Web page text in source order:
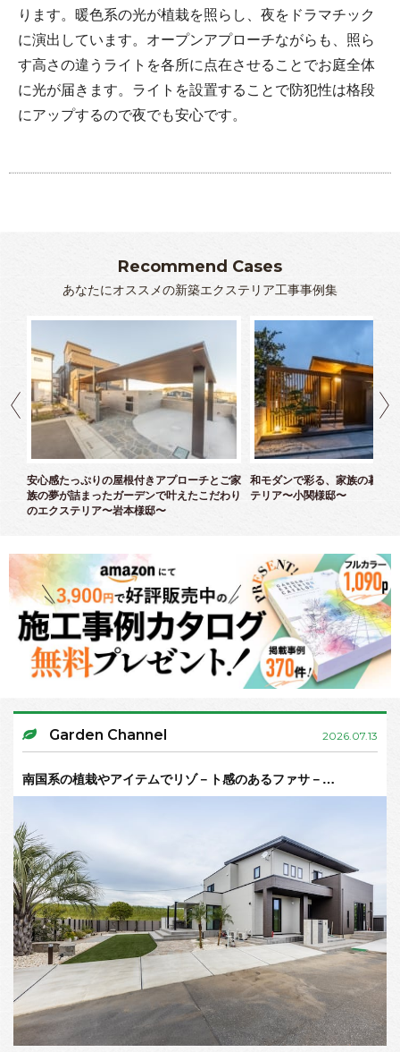
ります。暖色系の光が植栽を照らし、夜をドラマチック
に演出しています。オープンアプローチながらも、照ら
す高さの違うライトを各所に点在させることでお庭全体
に光が届きます。ライトを設置することで防犯性は格段
にアップするので夜でも安心です。
Recommend Cases
あなたにオススメの新築エクステリア工事事例集
安心感たっぷりの屋根付きアプローチとご家
族の夢が詰まったガーデンで叶えたこだわり
のエクステリア〜岩本様邸〜
和モダンで彩る、家族の暮ら
テリア〜小関様邸〜
Garden Channel 2026.07.13
南国系の植栽やアイテムでリゾ－ト感のあるファサ－…